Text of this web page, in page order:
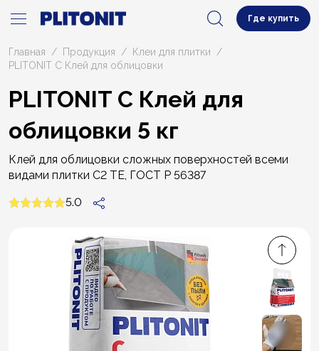
Где купить
Главная Продукция
Клеи для плитки
PLITONIT С Клей для облицовки
PLITONIT С Клей для
облицовки 5 кг
Клей для облицовки сложных поверхностей всеми
видами плитки С2 ТЕ, ГОСТ Р 56387
5.0